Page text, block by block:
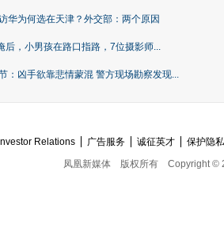
华为何选在天津？外交部：两个原因
后，小男孩在路口指路，7位摄影师...
：凶手欲靠悲情蒙混 警方现场勘察发现...
Relations 广告服务 诚征英才
保护隐
凤凰新媒体
版权所有 Copyright ©